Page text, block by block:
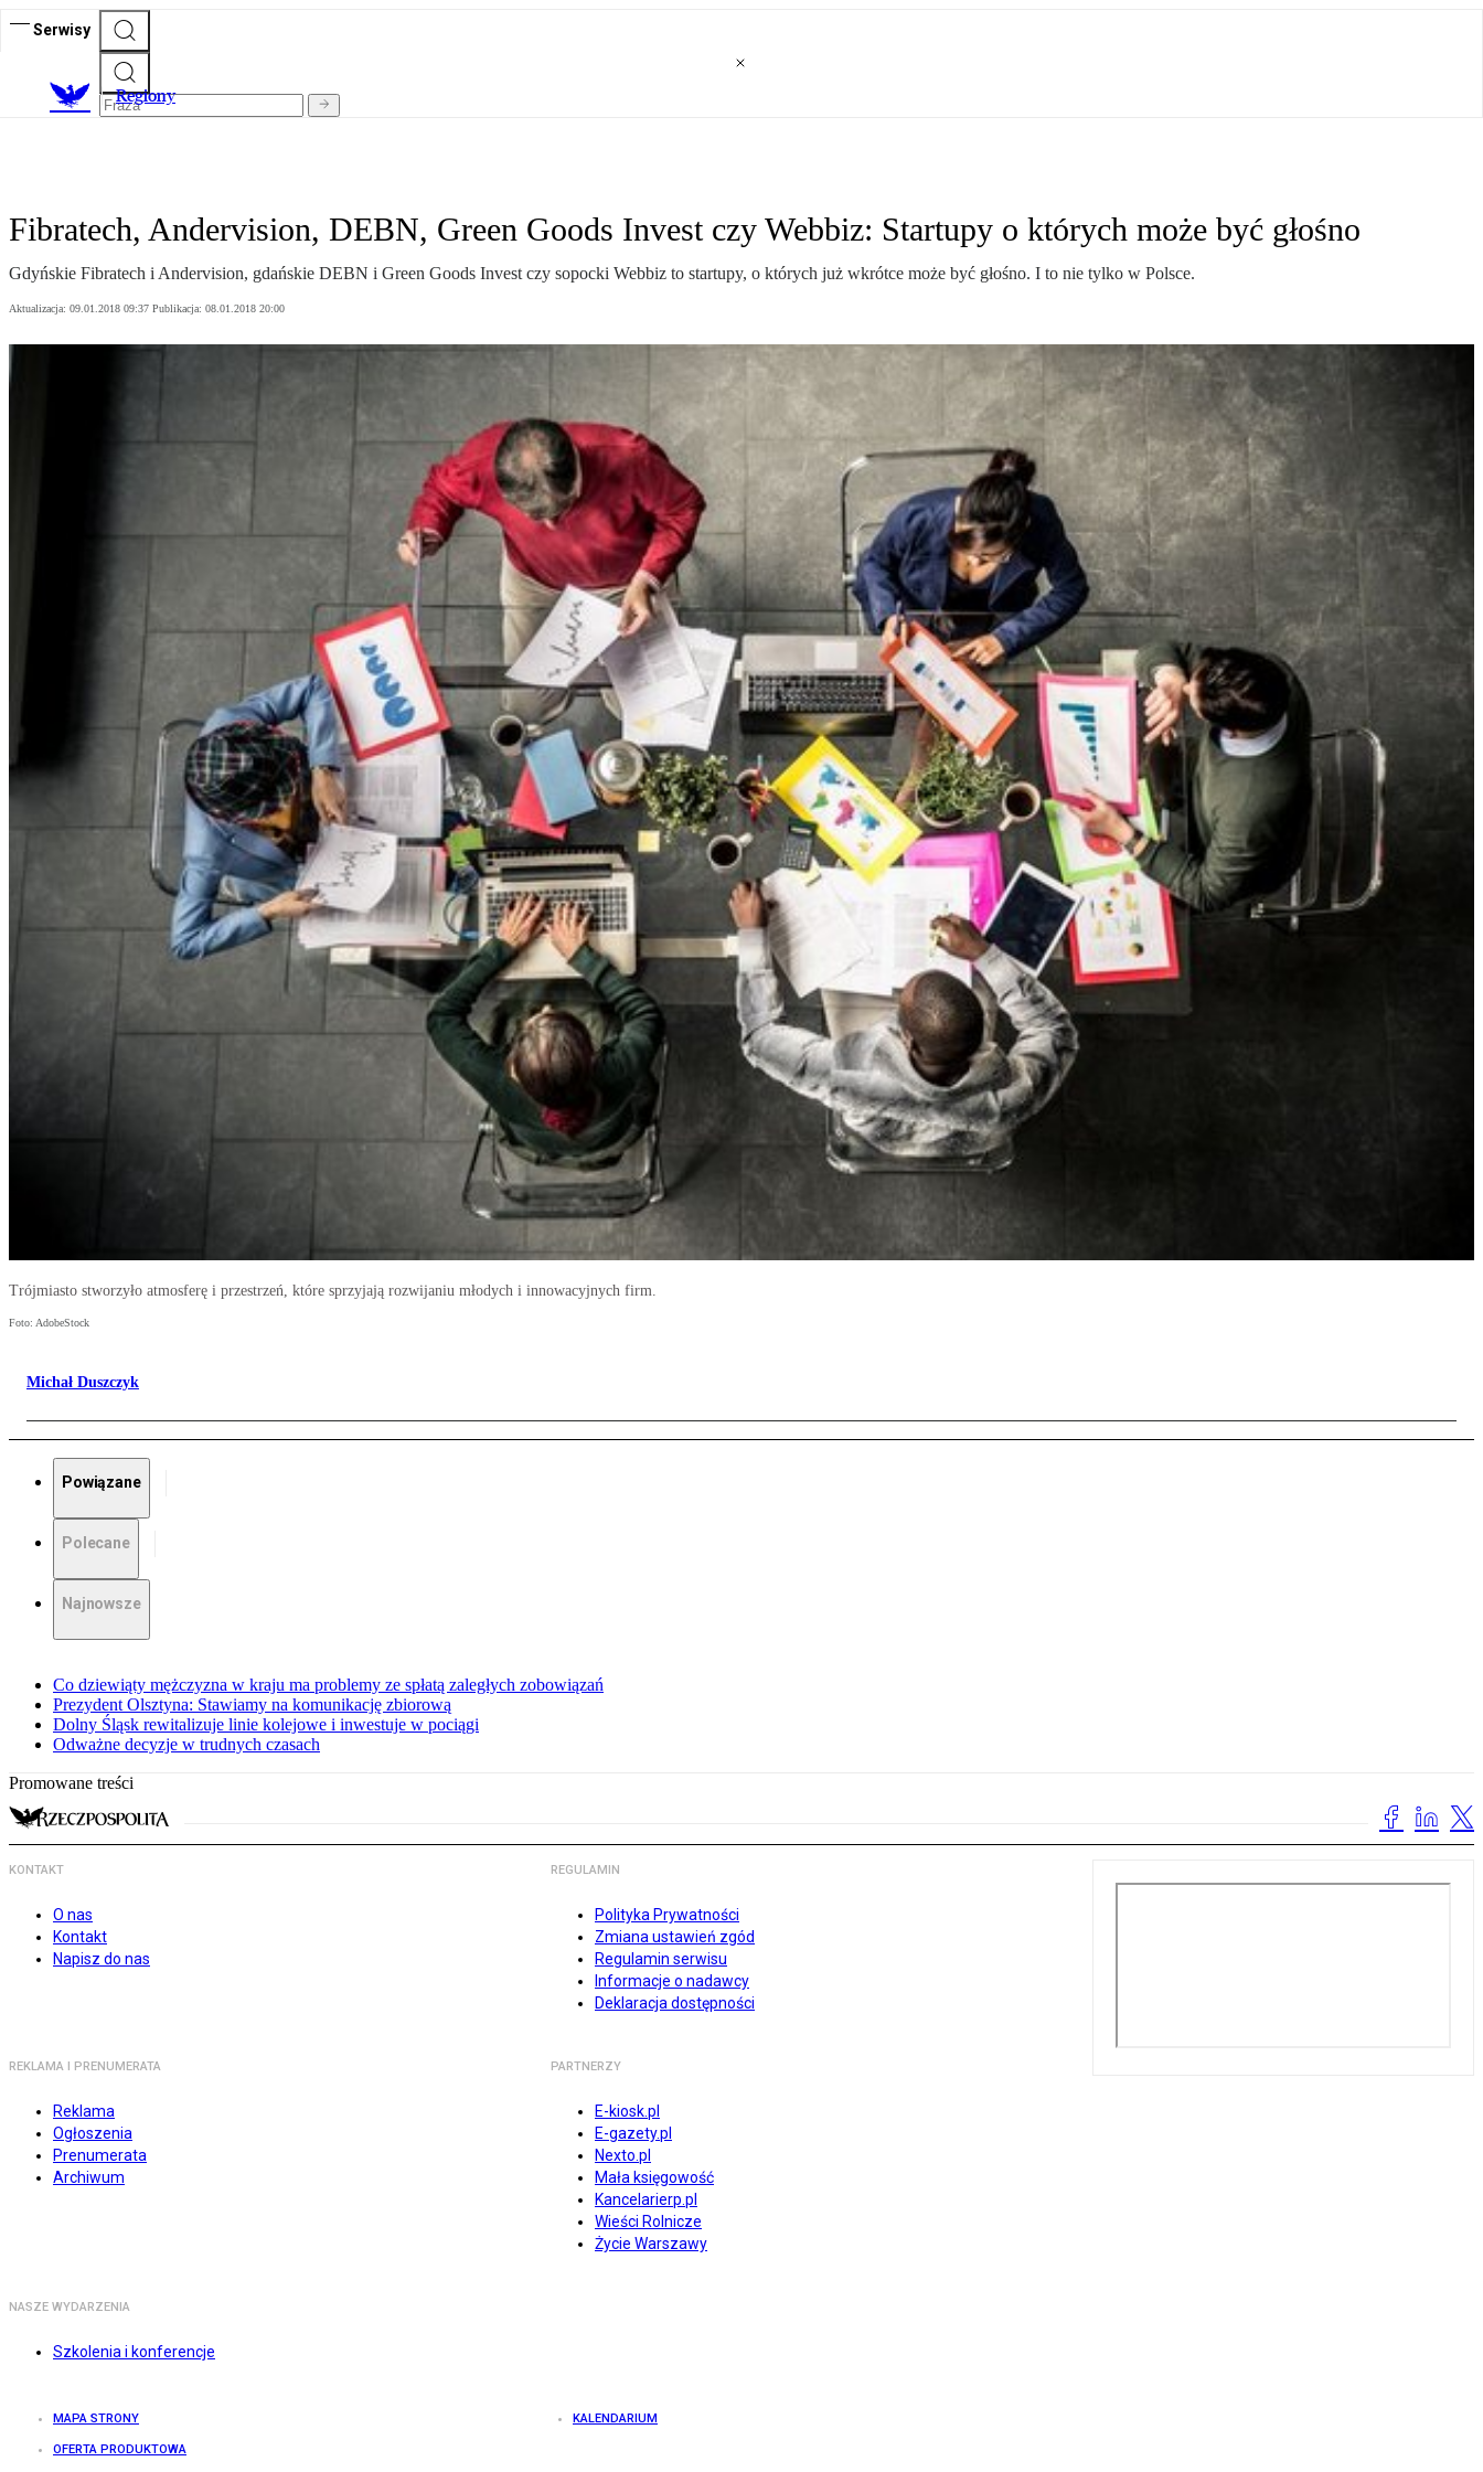
Serwisy
Regiony
Fibratech, Andervision, DEBN, Green Goods Invest czy Webbiz: Startupy o których może być głośno
Gdyńskie Fibratech i Andervision, gdańskie DEBN i Green Goods Invest czy sopocki Webbiz to startupy, o których już wkrótce może być głośno. I to nie tylko w Polsce.
Aktualizacja: 09.01.2018 09:37 Publikacja: 08.01.2018 20:00
Trójmiasto stworzyło atmosferę i przestrzeń, które sprzyjają rozwijaniu młodych i innowacyjnych firm.
Foto: AdobeStock
Michał Duszczyk
Powiązane
Polecane
Najnowsze
Co dziewiąty mężczyzna w kraju ma problemy ze spłatą zaległych zobowiązań
Prezydent Olsztyna: Stawiamy na komunikację zbiorową
Dolny Śląsk rewitalizuje linie kolejowe i inwestuje w pociągi
Odważne decyzje w trudnych czasach
Promowane treści
KONTAKT
O nas
Kontakt
Napisz do nas
REGULAMIN
Polityka Prywatności
Zmiana ustawień zgód
Regulamin serwisu
Informacje o nadawcy
Deklaracja dostępności
REKLAMA I PRENUMERATA
Reklama
Ogłoszenia
Prenumerata
Archiwum
PARTNERZY
E-kiosk.pl
E-gazety.pl
Nexto.pl
Mała księgowość
Kancelarierp.pl
Wieści Rolnicze
Życie Warszawy
NASZE WYDARZENIA
Szkolenia i konferencje
MAPA STRONY KALENDARIUM
OFERTA PRODUKTOWA